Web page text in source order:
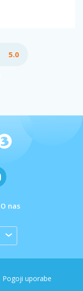
5.0
O nas
Pogoji uporabe